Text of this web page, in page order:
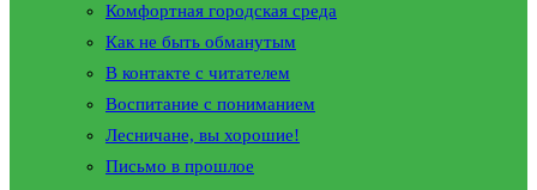
Комфортная городская среда
Как не быть обманутым
В контакте с читателем
Воспитание с пониманием
Лесничане, вы хорошие!
Письмо в прошлое